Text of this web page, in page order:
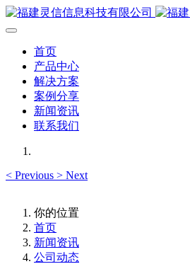
首页
产品中心
解决方案
案例分享
新闻资讯
联系我们
< Previous > Next
你的位置
首页
新闻资讯
公司动态